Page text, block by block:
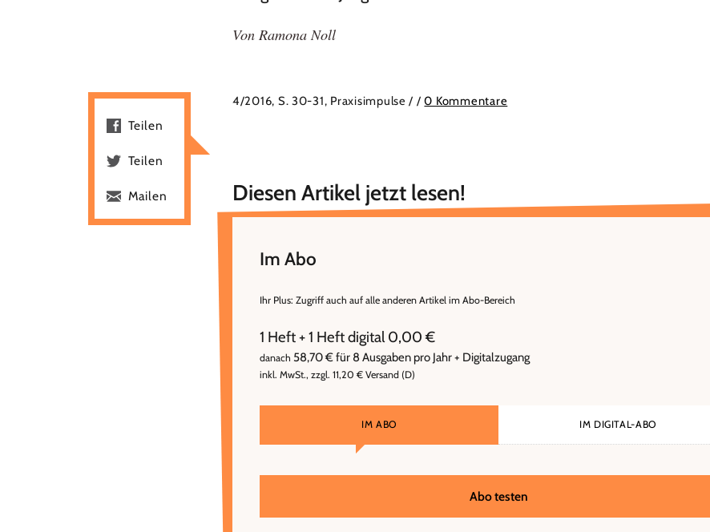
Von Ramona Noll
4/2016, S. 30-31, Praxisimpulse / /0 Kommentare
Diesen Artikel jetzt lesen!
Im Abo
Ihr Plus: Zugriff auch auf alle anderen Artikel im Abo-Bereich
1 Heft + 1 Heft digital 0,00 €
danach 58,70 € für 8 Ausgaben pro Jahr + Digitalzugang
inkl. MwSt., zzgl. 11,20 € Versand (D)
IM ABO IM DIGITAL-ABO
Abo testen
Teilen
Teilen
Mailen